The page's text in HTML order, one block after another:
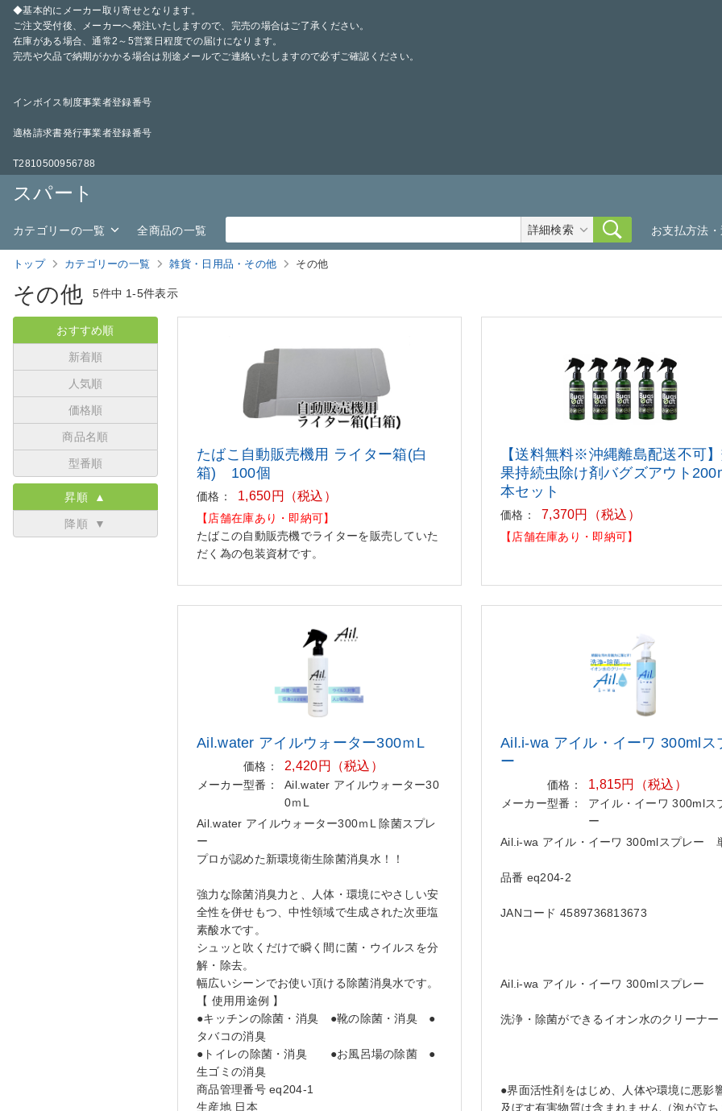
◆基本的にメーカー取り寄せとなります。
ご注文受付後、メーカーへ発注いたしますので、完売の場合はご了承ください。
在庫がある場合、通常2～5営業日程度での届けになります。
完売や欠品で納期がかかる場合は別途メールでご連絡いたしますので必ずご確認ください。
インボイス制度事業者登録番号
適格請求書発行事業者登録番号
T2810500956788
スパート
カテゴリーの一覧 全商品の一覧
お支払方法
詳細検索
トップ カテゴリーの一覧 雑貨・日用品・その他 その他
その他 5件中 1-5件表示
たばこ自動販売機用 ライター箱(白
箱) 100個
価格： 1,650円（税込）
【店舗在庫あり・即納可】
たばこの自動販売機でライターを販売していた
だく為の包装資材です。
【送料無料※沖縄離島配送不可
果持続虫除け剤バグズアウト
本セット
価格： 7,370円（税込）
【店舗在庫あり・即納可】
Ail.water アイルウォーター300ｍL
価格： 2,420円（税込）
メーカー型番：
Ail.water アイルウォーター30
0ｍL
Ail.water アイルウォーター300ｍL 除菌スプレ
ー
プロが認めた新環境衛生除菌消臭水！！
強力な除菌消臭力と、人体・環境にやさしい安
全性を併せもつ、中性領域で生成された次亜塩
素酸水です。
シュッと吹くだけで瞬く間に菌・ウイルスを分
解・除去。
幅広いシーンでお使い頂ける除菌消臭水です。
【 使用用途例 】
●キッチンの除菌・消臭 ●靴の除菌・消臭 ●
タバコの消臭
●トイレの除菌・消臭 ●お風呂場の除菌 ●
生ゴミの消臭
商品管理番号 eq204-1
生産地 日本
Ail.i-wa アイル・イーワ 300mlス
ー
価格： 1,815円（税込）
メーカー型番：
アイル・イーワ 300mlス
ー
Ail.i-wa アイル・イーワ 300mlスプレー
品番 eq204-2
JANコード 4589736813673
Ail.i-wa アイル・イーワ 300mlスプレー
洗浄・除菌ができるイオン水のクリーナー
●界面活性剤をはじめ、人体や環境に悪影
及ぼす有害物質は含まれません（泡が立ち
おすすめ順
新着順
人気順
価格順
商品名順
型番順
昇順 ▲
降順 ▼